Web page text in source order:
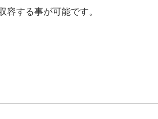
する事が可能です。